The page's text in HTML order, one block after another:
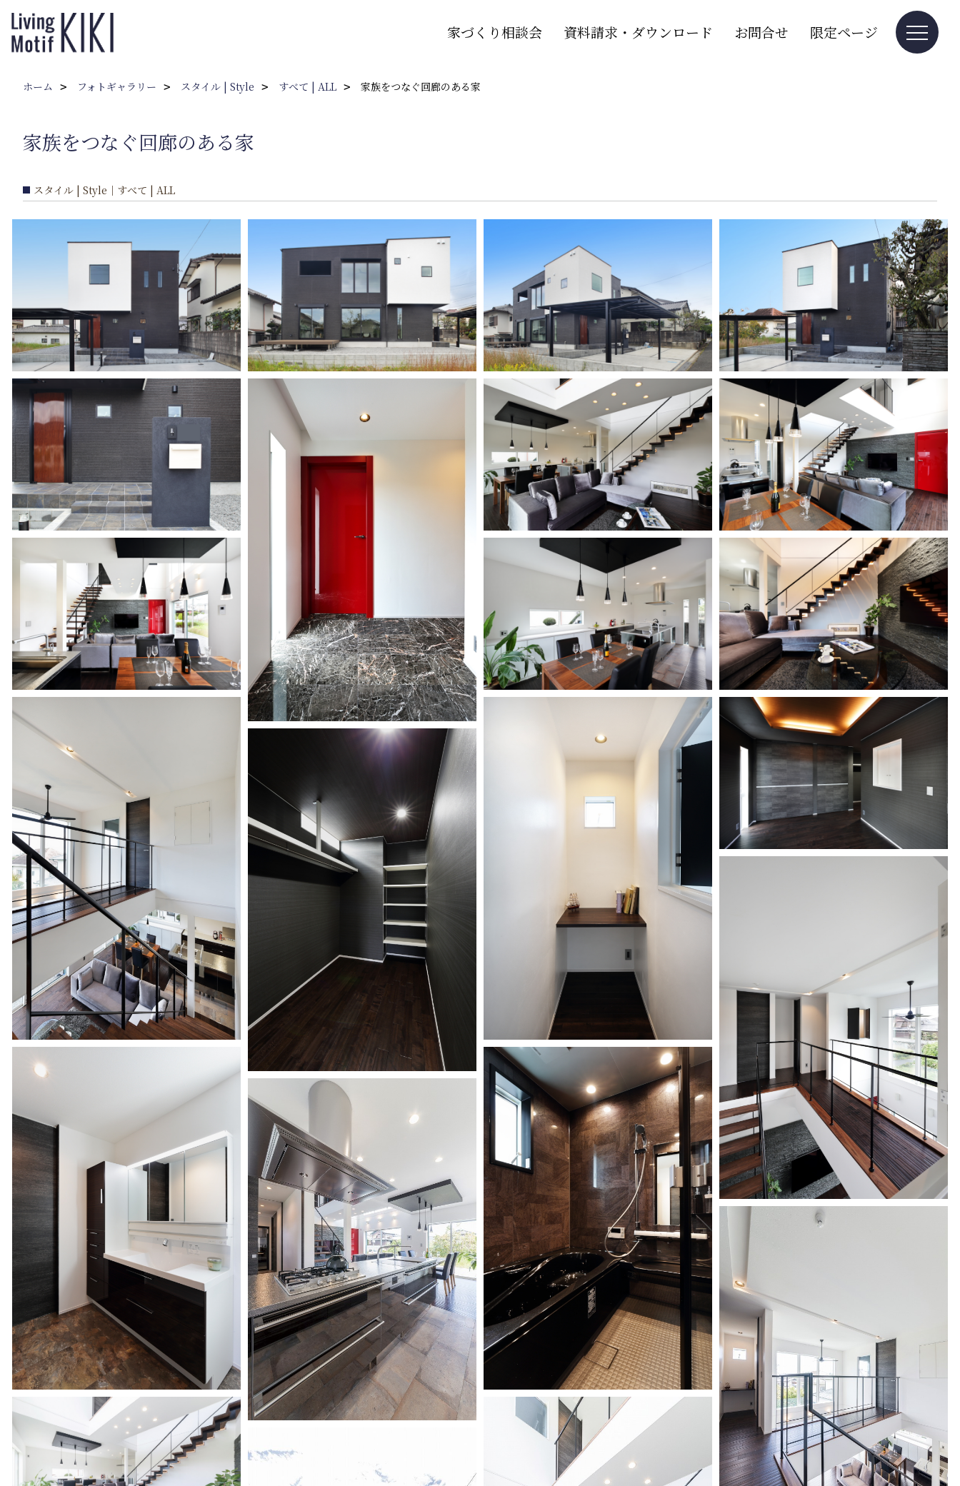
家づくり相談会 資料請求・ダウンロード お問合せ 限定ページ
ホーム フォトギャラリー スタイル | Style すべて | ALL 家族をつなぐ回廊のある家
家族をつなぐ回廊のある家
スタイル | Style｜すべて | ALL